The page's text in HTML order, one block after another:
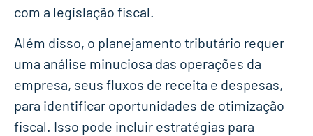
com a legislação fiscal.
Além disso, o planejamento tributário requer
uma análise minuciosa das operações da
empresa, seus fluxos de receita e despesas,
para identificar oportunidades de otimização
fiscal. Isso pode incluir estratégias para